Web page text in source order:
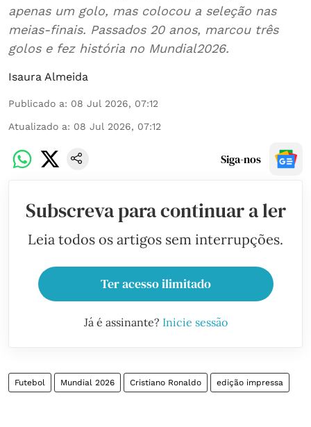
apenas um golo, mas colocou a seleção nas
meias-finais. Passados 20 anos, marcou três
golos e fez história no Mundial2026.
Isaura Almeida
Publicado a: 08 Jul 2026, 07:12
Atualizado a: 08 Jul 2026, 07:12
Siga-nos
Subscreva para continuar a ler
Leia todos os artigos sem interrupções.
Ter acesso ilimitado
Já é assinante? Inicie sessão
Futebol Mundial 2026 Cristiano Ronaldo edição impressa